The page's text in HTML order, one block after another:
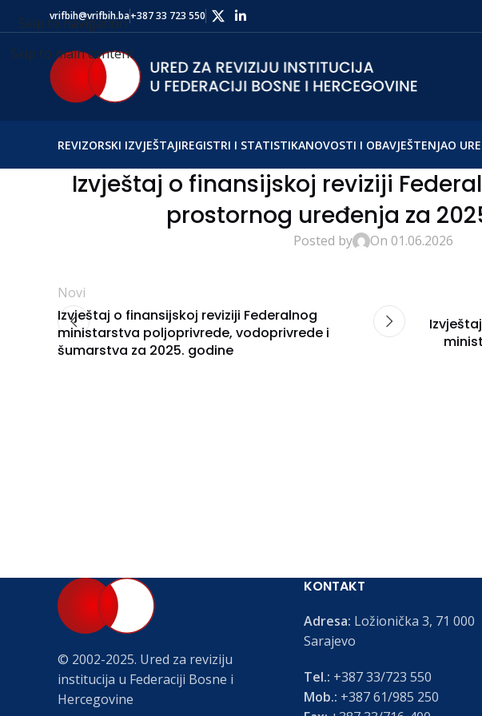
Skip to navigation
Skip to main content
vrifbih@vrifbih.ba+387 33 723 550
REVIZORSKI IZVJEŠTAJIREGISTRI I STATISTIKANOVOSTI I OBAVJEŠTENJAO
Izvještaj o finansijskoj reviziji
prostornog uređenja za
Posted by On 01.06.2026
Novi
Izvještaj o finansijskoj reviziji Federalnog
ministarstva poljoprivrede, vodoprivrede i
šumarstva za 2025. godine
© 2002-2025. Ured za reviziju
institucija u Federaciji Bosne i
Hercegovine
KONTAKT
Adresa: Ložionička 3, 71 000
Sarajevo
Tel.: +387 33/723 550
Mob.: +387 61/985 250